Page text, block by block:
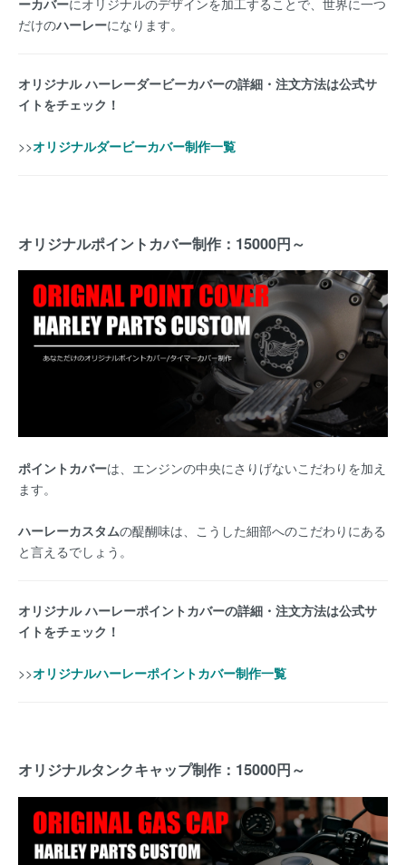
ーカバーにオリジナルのデザインを加工することで、世界に一つ
だけのハーレーになります。
オリジナル ハーレーダービーカバーの詳細・注文方法は公式サ
イトをチェック！
>>オリジナルダービーカバー制作一覧
オリジナルポイントカバー制作：15000円～
ポイントカバーは、エンジンの中央にさりげないこだわりを加え
ます。
ハーレーカスタムの醍醐味は、こうした細部へのこだわりにある
と言えるでしょう。
オリジナル ハーレーポイントカバーの詳細・注文方法は公式サ
イトをチェック！
>>オリジナルハーレーポイントカバー制作一覧
オリジナルタンクキャップ制作：15000円～